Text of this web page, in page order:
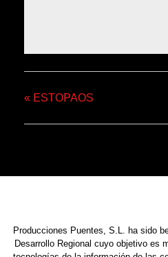
« ESTOPAOS
Producciones Puentes, S.L. ha sido
Desarrollo Regional cuyo objetivo es